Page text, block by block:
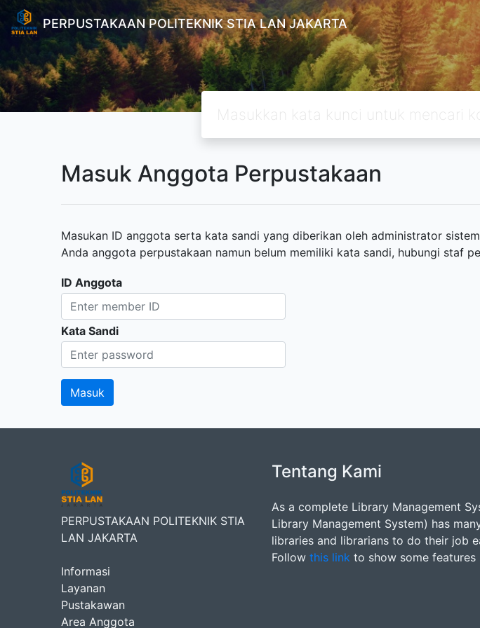
PERPUSTAKAAN POLITEKNIK STIA LAN JAKARTA
Masuk Anggota Perpustakaan
Masukan ID anggota serta kata sandi yang diberikan oleh administrator
Anda anggota perpustakaan namun belum memiliki kata sandi, hubungi staf
ID Anggota
Kata Sandi
PERPUSTAKAAN POLITEKNIK STIA
LAN JAKARTA
Informasi
Layanan
Pustakawan
Area Anggota
Tentang Kami
As a complete Library Management
Library Management System) has
libraries and librarians to do their job
Follow this link to show some features